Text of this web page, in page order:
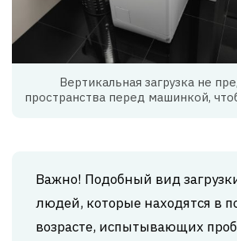
Вертикальная загрузка не
пространства перед машинкой,
Важно! Подобный вид
людей, которые находятся в
возрасте, испытывающих